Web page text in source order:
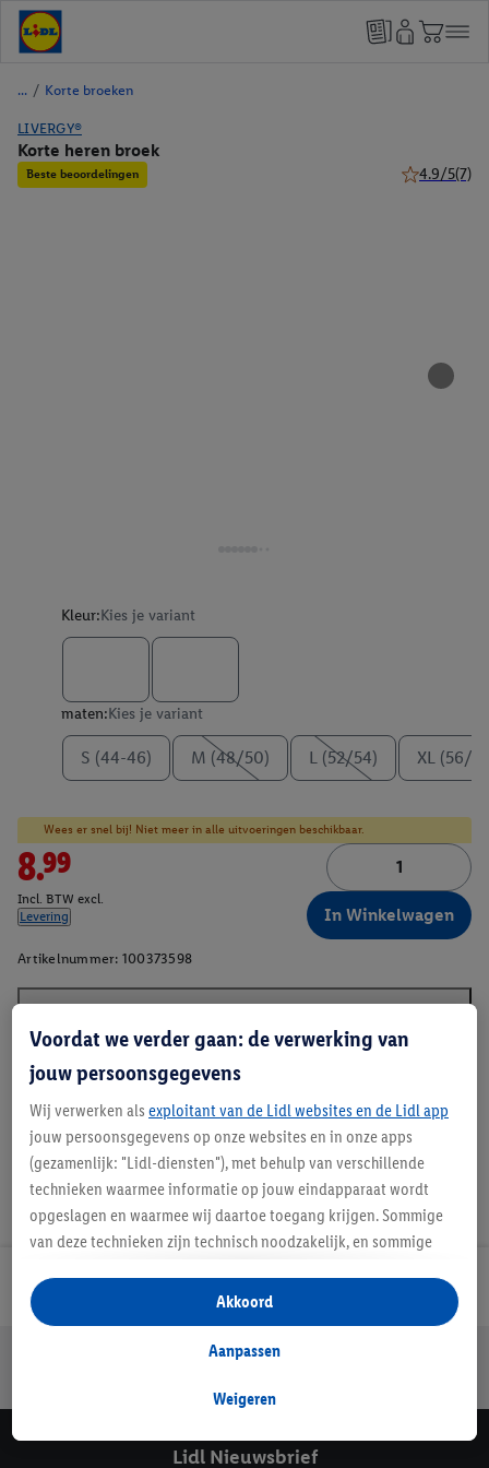
/ Korte broeken
LIVERGY®
Korte heren broek
Beste beoordelingen 4.9/5(7)
Kleur:Kies je variant
maten:Kies je variant
S (44-46) M (48/50) L (52/54) XL (56/
Wees er snel bij! Niet meer in alle uitvoeringen beschikbaar.
8.99
Incl. BTW excl.
Levering
In Winkelwagen
Artikelnummer: 100373598
Beschrijving
Jouw voordelen bij ons als Lidl webshop klant
Lidl Nieuwsbrief
Voordat we verder gaan: de verwerking van
jouw persoonsgegevens
Wij verwerken als exploitant van de Lidl websites en de Lidl app
jouw persoonsgegevens op onze websites en in onze apps
(gezamenlijk: "Lidl-diensten"), met behulp van verschillende
technieken waarmee informatie op jouw eindapparaat wordt
opgeslagen en waarmee wij daartoe toegang krijgen. Sommige
van deze technieken zijn technisch noodzakelijk, en sommige
opslaan van voorkeursinstellingen, het verzamelen en
analyseren van statistieken of voor het tonen van
gepersonaliseerde reclame binnen en buiten de Lidl-diensten.
gegevens over jouw aankoopgedrag in de winkel ook voor de
Als je hier toestemming geeft aan ons voor het personaliseren
Weigeren
Aanpassen
Akkoord